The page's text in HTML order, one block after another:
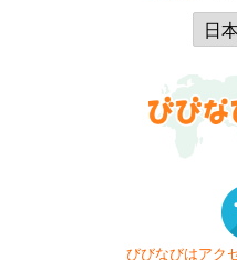
びびなびはアク